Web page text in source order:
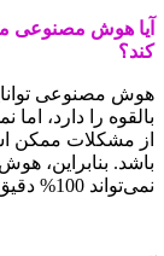
آیا هوش مصنوعی
کند؟
هوش مصنوعی
بالقوه را دارد،
از مشکلات ممکن
باشد. بنابراین،
نمی‌تواند 100% دقیق باشد.